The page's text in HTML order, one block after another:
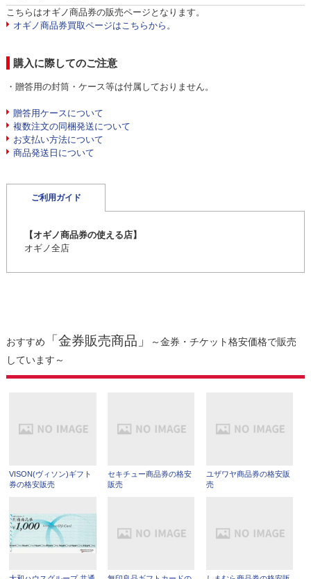
こちらはオギノ商品券の販売ページとなります。
オギノ商品券買取ページはこちらから。
購入に際してのご注意
・贈答用の封筒・ケース等は付属しておりません。
贈答用ケースについて
複数注文の同梱発送について
お支払い方法について
商品発送日について
ご利用ガイド
【オギノ商品券の使える店】
オギノ全店
おすすめ 「金券販売商品」
～金券・チケット格安価格で販売
しています～
VISON(ヴィソン)ギフト
券の格安販売
セキチュー商品券の格安
販売
ユザワヤ商品券の格安販
売